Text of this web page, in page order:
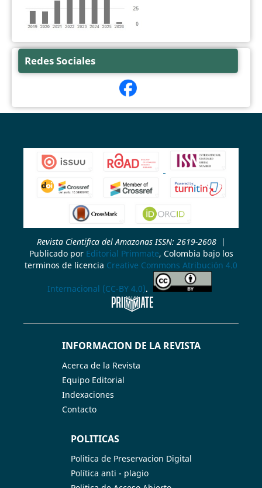
Redes Sociales
Revista Cientifica del Amazonas ISSN: 2619-2608|
Publicado por Editorial Primmate, Colombia bajo los
terminos de licencia Creative Commons Atribución 4.0
Internacional (CC-BY 4.0).
INFORMACION DE LA REVISTA
Acerca de la Revista
Equipo Editorial
Indexaciones
Contacto
POLITICAS
Politica de Preservacion Digital
Política anti - plagio